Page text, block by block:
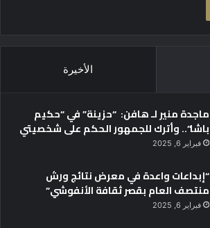
الأخيرة
ماجدة منير لـ هافن: “حزينة” في “حكيم
باشا”.. وأترك للجمهور الحكم على شخصيتي
فبراير 6, 2025
“إبداعات واعدة في معرض نتائج ورش
منتصف العام بقصر ثقافة الأنفوشي”
فبراير 6, 2025